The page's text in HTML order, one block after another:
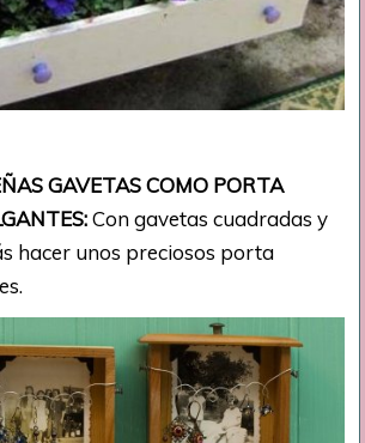
GAVETAS COMO PORTA
Con gavetas cuadradas y
hacer unos preciosos porta